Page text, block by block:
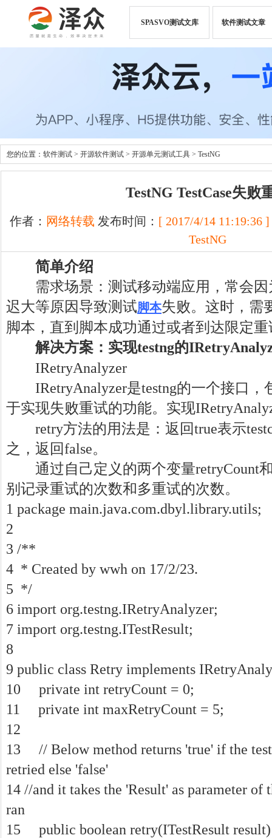
SPASVO测试文库 软件测试文章
您的位置： 软件测试 > 开源软件测试 > 开源单元测试工具 > TestNG
TestNG TestCase失败
作者： 网络转载 发布时间： [ 2017/4/14 11:19:36 ]
TestNG
简单介绍
需求场景：测试移动端应用，常会因
迟大等原因导致测试脚本失败。这时，需
脚本，直到脚本成功通过或者到达限定
解决方案：实现testng的
IRetryAnalyzer
IRetryAnalyzer是testng的一个接口，
于实现失败重试的功能。实现
retry方法的用法是：返回true表示
之，返回false。
通过自己定义的两个变量retryCount和
别记录重试的次数和多重试的次数。
1 package main.java.com.dbyl.library.utils;
2
3 /**
4 * Created by wwh on 17/2/23.
5 */
6 import org.testng.IRetryAnalyzer;
7 import org.testng.ITestResult;
8
9 public class Retry implements
10 private int retryCount = 0;
11 private int maxRetryCount = 5;
12
13 // Below method returns 'true' if the test
retried else 'false'
14 //and it takes the 'Result' as parameter of
ran
15 public boolean retry(ITestResult